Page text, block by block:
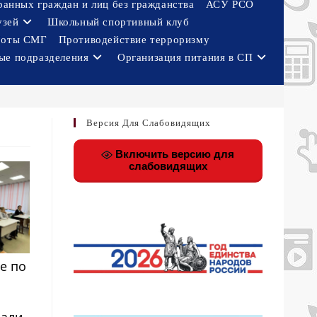
граждан и лиц без гражданства
АСУ РСО
Школьный спортивный клуб
СМГ
Противодействие терроризму
подразделения
Организация питания в СП
по
Версия Для Слабовидящих
Включить версию для
слабовидящих